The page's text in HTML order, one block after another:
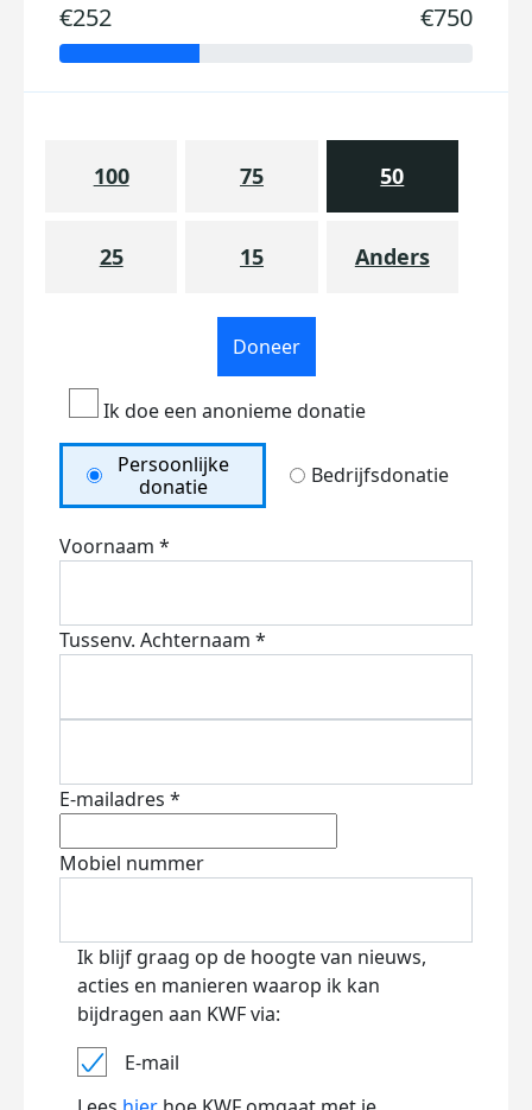
€252 €750
100 75 50
25 15 Anders
Doneer
Ik doe een anonieme donatie
Persoonlijke
donatie
Bedrijfsdonatie
Voornaam *
Tussenv. Achternaam *
E-mailadres *
Mobiel nummer
Ik blijf graag op de hoogte van nieuws,
acties en manieren waarop ik kan
bijdragen aan KWF via:
E-mail